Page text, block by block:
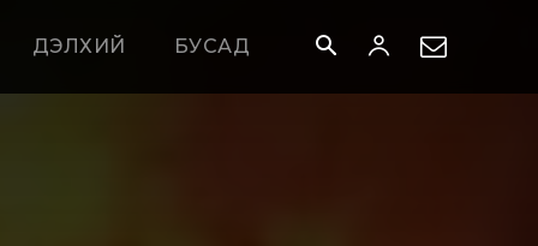
ДЭЛХИЙ БУСАД